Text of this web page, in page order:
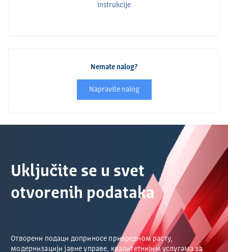
instrukcije
Nemate nalog?
Napravite nalog
Uključite se u svet
otvorenih podataka
Отворени подаци доприносе привредном расту,
модернизацији јавне управе, квалитетнијим услугама за